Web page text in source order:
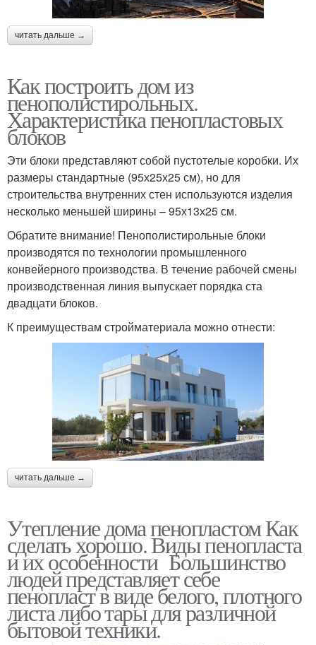
читать дальше →
Как построить дом из
пенополистирольных.
Характеристика пенопластовых
блоков
Эти блоки представляют собой пустотелые коробки. Их
размеры стандартные (95х25х25 см), но для
строительства внутренних стен используются изделия
несколько меньшей ширины – 95х13х25 см.
Обратите внимание! Пенополистирольные блоки
производятся по технологии промышленного
конвейерного производства. В течение рабочей смены
производственная линия выпускает порядка ста
двадцати блоков.
К преимуществам стройматериала можно отнести:
читать дальше →
Утепление дома пенопластом Как
сделать хорошо. Виды пенопласта
и их особенности Большинство
людей представляет себе
пенопласт в виде белого, плотного
листа либо тары для различной
бытовой техники.